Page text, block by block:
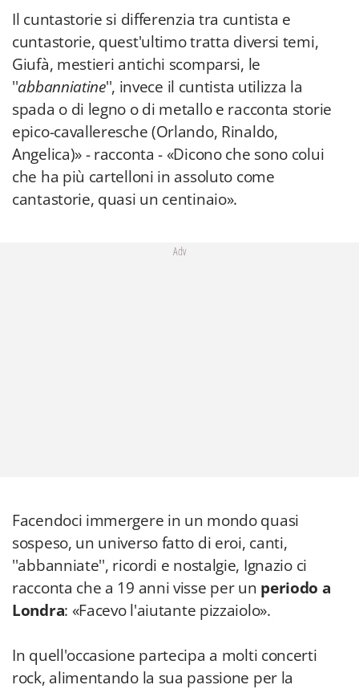
Il cuntastorie si differenzia tra cuntista e
cuntastorie, quest'ultimo tratta diversi temi,
Giufà, mestieri antichi scomparsi, le
''abbanniatine'', invece il cuntista utilizza la
spada o di legno o di metallo e racconta storie
epico-cavalleresche (Orlando, Rinaldo,
Angelica)» - racconta - «Dicono che sono colui
che ha più cartelloni in assoluto come
cantastorie, quasi un centinaio».
Adv
Facendoci immergere in un mondo quasi
sospeso, un universo fatto di eroi, canti,
''abbanniate'', ricordi e nostalgie, Ignazio ci
racconta che a 19 anni visse per un periodo a
Londra: «Facevo l'aiutante pizzaiolo».
In quell'occasione partecipa a molti concerti
rock, alimentando la sua passione per la